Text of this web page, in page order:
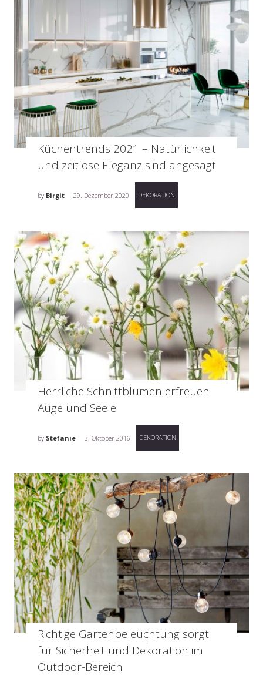
Küchentrends 2021 – Natürlichkeit
und zeitlose Eleganz sind angesagt
by Birgit 29. Dezember 2020 DEKORATION
Herrliche Schnittblumen erfreuen
Auge und Seele
by Stefanie 3. Oktober 2016 DEKORATION
Richtige Gartenbeleuchtung sorgt
für Sicherheit und Dekoration im
Outdoor-Bereich